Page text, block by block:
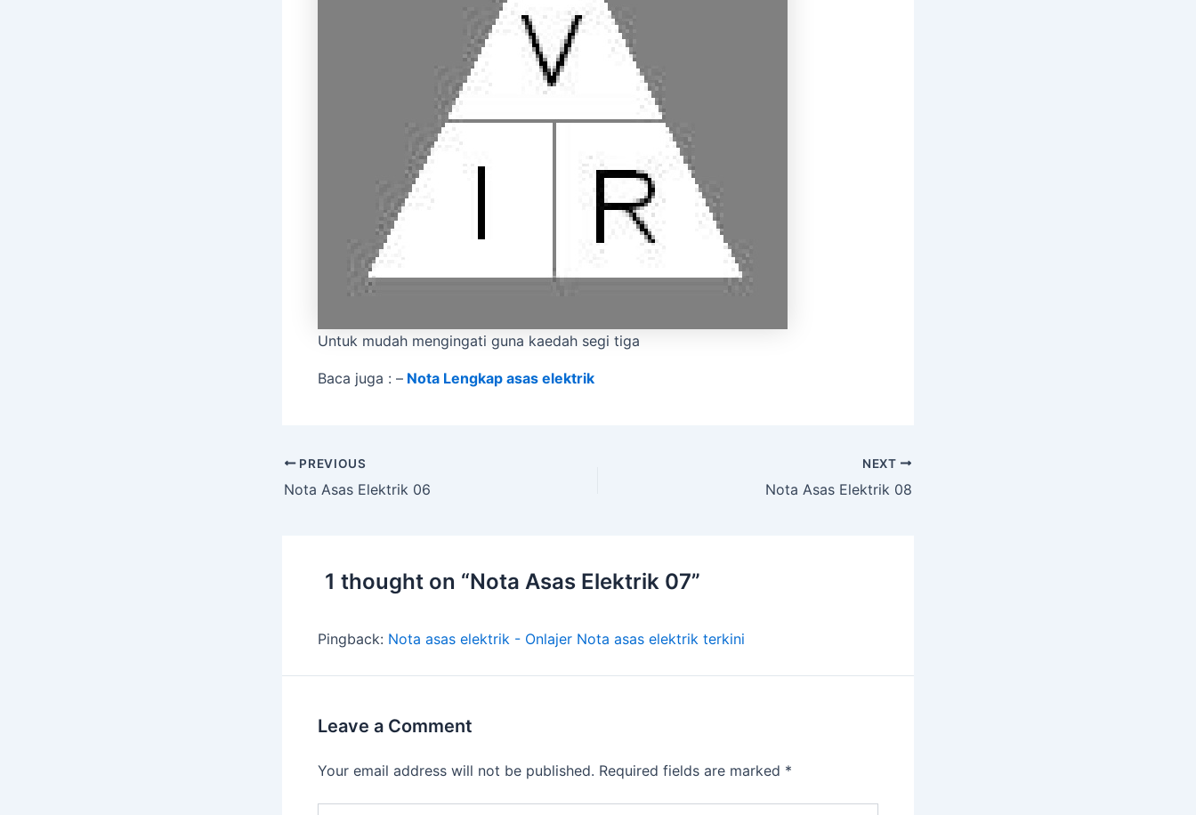
Untuk mudah mengingati guna kaedah segi tiga
Baca juga : – Nota Lengkap asas elektrik
PREVIOUS
Nota Asas Elektrik 06
NEXT
Nota Asas Elektrik 08
1 thought on “Nota Asas Elektrik 07”
Pingback: Nota asas elektrik - Onlajer Nota asas elektrik terkini
Leave a Comment
Your email address will not be published. Required fields are marked *